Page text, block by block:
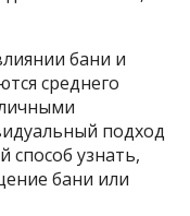
бани и
среднего
подход
способ узнать,
бани или